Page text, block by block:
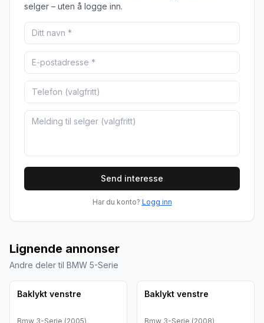
selger – uten å logge inn.
Send interesse
Har du konto? Logg inn
Lignende annonser
Andre deler til BMW 5-Serie
Brukt - god tilstand
Bedrift
Baklykt venstre
Bmw 3-Serie (2005)
Bedrift
Baklykt venstre
Bmw 3-Serie (2008)